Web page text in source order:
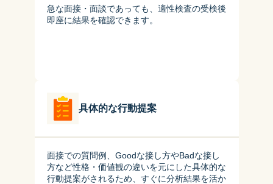
急な面接・面談であっても、適性検査の受検後
即座に結果を確認できます。
具体的な行動提案
面接での質問例、Goodな接し方やBadな接し
方など性格・価値観の違いを元にした具体的な
行動提案がされるため、すぐに分析結果を活か